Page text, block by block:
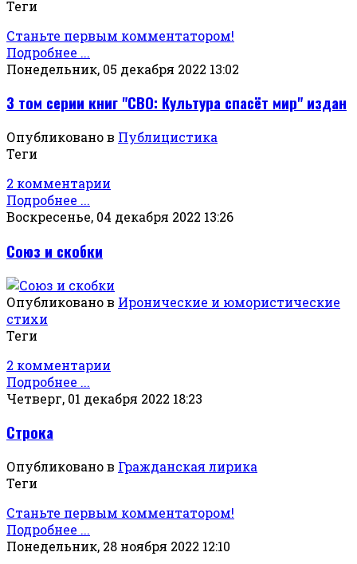
Теги
Станьте первым комментатором!
Подробнее ...
Понедельник, 05 декабря 2022 13:02
3 том серии книг "СВО: Культура спасёт мир" издан
Опубликовано в Публицистика
Теги
2 комментарии
Подробнее ...
Воскресенье, 04 декабря 2022 13:26
Союз и скобки
Опубликовано в Иронические и юмористические
стихи
Теги
2 комментарии
Подробнее ...
Четверг, 01 декабря 2022 18:23
Строка
Опубликовано в Гражданская лирика
Теги
Станьте первым комментатором!
Подробнее ...
Понедельник, 28 ноября 2022 12:10